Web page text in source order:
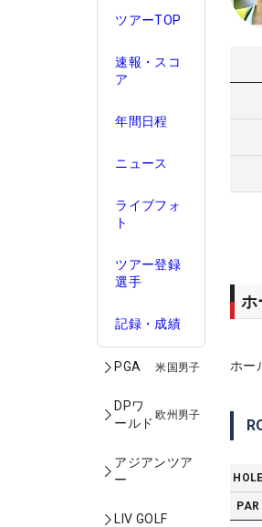
ツアーTOP
速報・スコ
ア
年間日程
ニュース
ライブフォ
ト
ツアー登録
選手
記録・成績
PGA 米国男子
DPワ
ールド
欧州男子
アジアンツア
ー
LIV GOLF
ホ
ホー
HOLE
PAR